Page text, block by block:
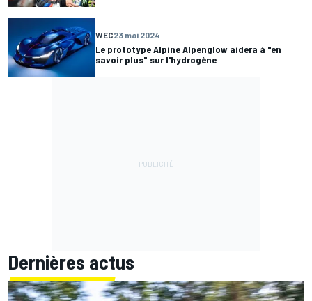
WEC23 mai 2024
Le prototype Alpine Alpenglow aidera à "en
savoir plus" sur l'hydrogène
Dernières actus